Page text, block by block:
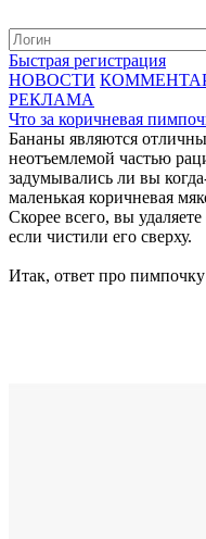
Быстрая регистрация
НОВОСТИ
РЕКЛАМА
Что за коричневая
Бананы являются
неотъемлемой частью
задумывались ли вы
маленькая коричневая
Скорее всего, вы
если чистили его сверху.
Итак, ответ про